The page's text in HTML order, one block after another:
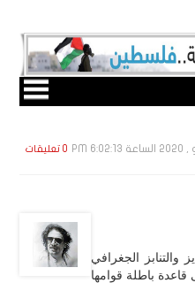
0 تعليقات
الجغرافي
باطلة قوامها